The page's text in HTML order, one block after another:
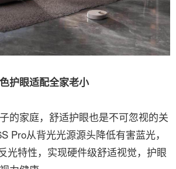
眼适配全家老小
家庭，舒适护眼也是不可忽视的关
Pro从背光光源源头降低有害蓝光，
光特性，实现硬件级舒适视觉，护眼